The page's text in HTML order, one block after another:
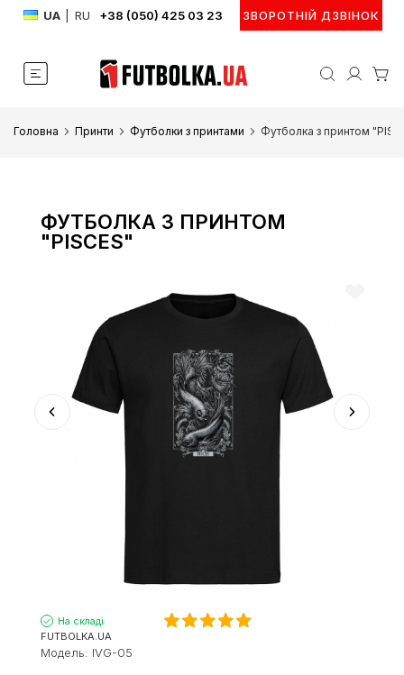
UA RU +38 (050) 425 03 23 ЗВОРОТНІЙ ДЗВІНОК
Головна Принти Футболки з принтами Футболка з принтом
ФУТБОЛКА З ПРИНТОМ
"PISCES"
На складі
FUTBOLKA.UA
Модель: IVG-05